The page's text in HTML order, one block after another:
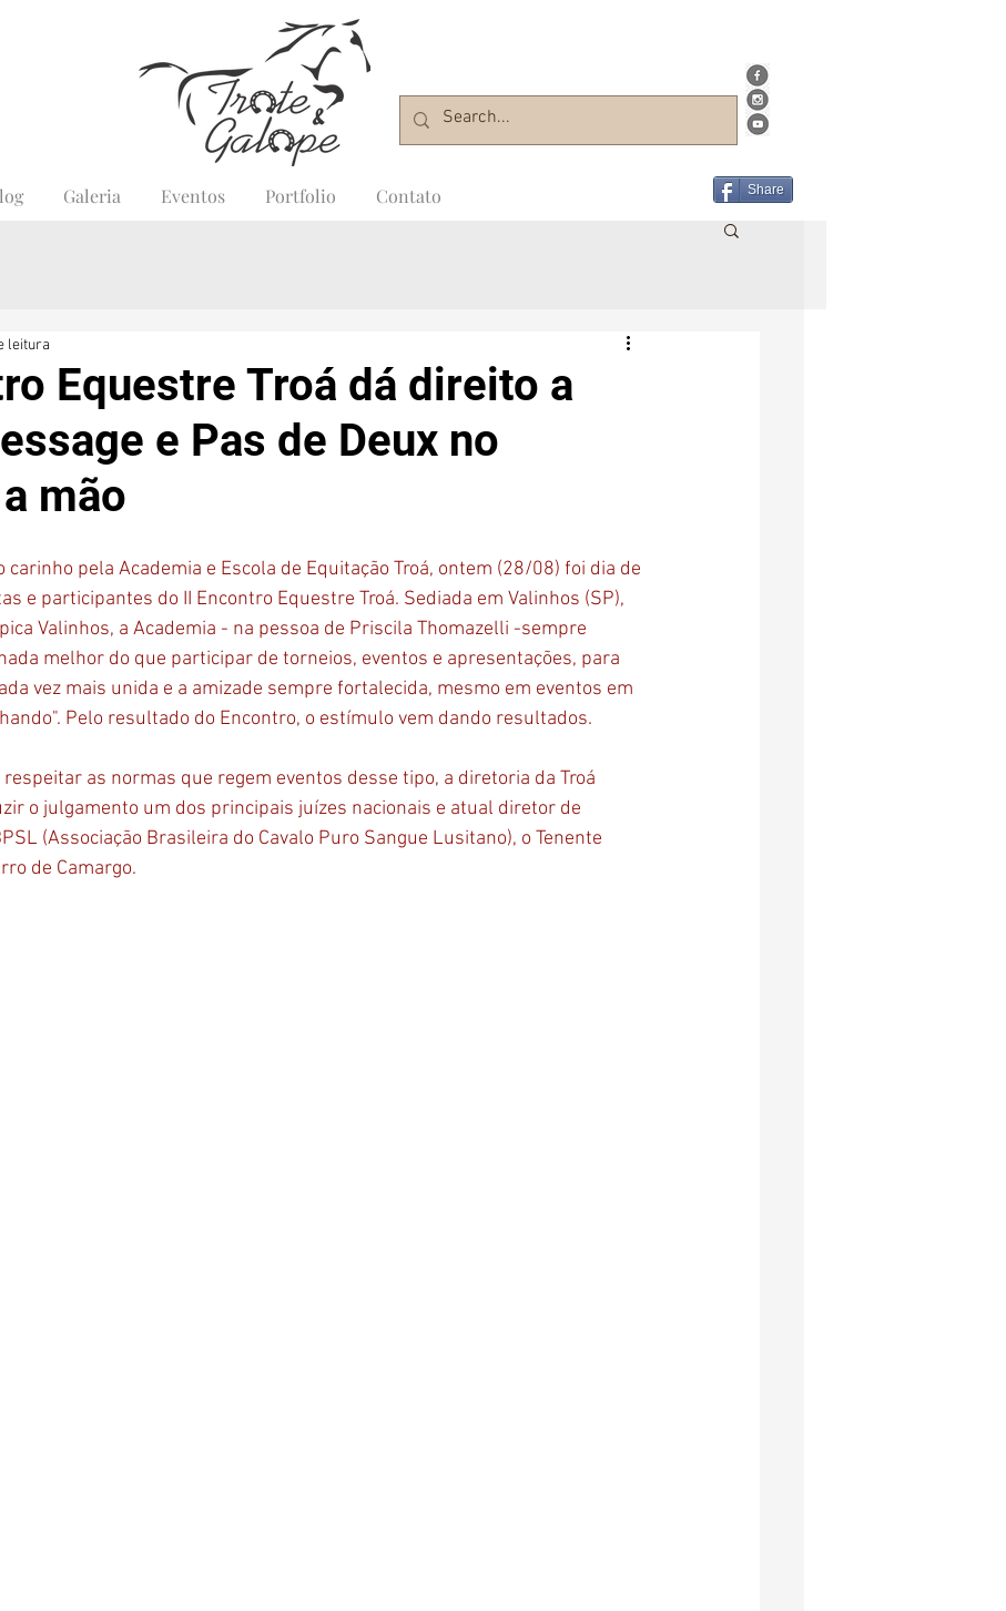
Galeria Eventos Portfolio Contato Share
Equestre Troá dá direito a
e Pas de Deux no
mão
leitura
carinho pela Academia e Escola de Equitação Troá, ontem (28/08) foi dia de
e participantes do II Encontro Equestre Troá. Sediada em Valinhos (SP),
Valinhos, a Academia - na pessoa de Priscila Thomazelli -sempre
melhor do que participar de torneios, eventos e apresentações, para
vez mais unida e a amizade sempre fortalecida, mesmo em eventos em
Pelo resultado do Encontro, o estímulo vem dando resultados.
as normas que regem eventos desse tipo, a diretoria da Troá
o julgamento um dos principais juízes nacionais e atual diretor de
(Associação Brasileira do Cavalo Puro Sangue Lusitano), o Tenente
de Camargo.